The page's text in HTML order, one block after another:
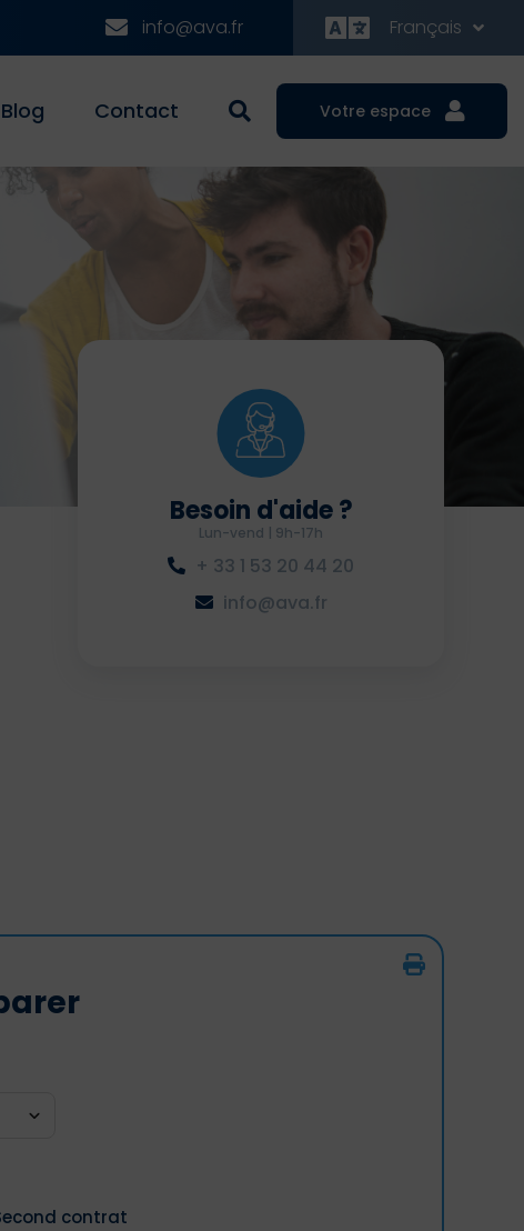
info@ava.fr Français
Blog Contact Votre espace
Besoin d'aide ?
Lun-vend | 9h-17h
+ 33 1 53 20 44 20
info@ava.fr
contrat